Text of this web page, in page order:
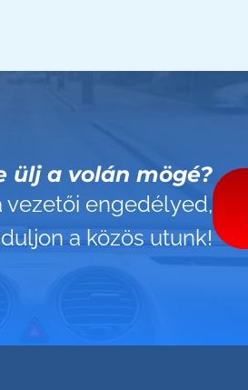
ülj a volán mögé?
vezetői engedélyed,
a közös utunk!